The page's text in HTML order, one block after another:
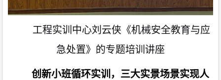
工程实训中心刘云侠《机械安全教育与应
急处置》的专题培训讲座
创新小班循环实训，三大实景场景实现人